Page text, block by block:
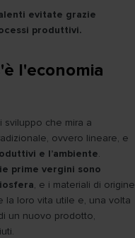
evitate grazie
produttivi.
l'economia
sviluppo che mira a
ovvero lineare, e
e l’ambiente.
prime vergini sono
, e i materiali di origine
la loro vita utile e, una volta
un nuovo prodotto,